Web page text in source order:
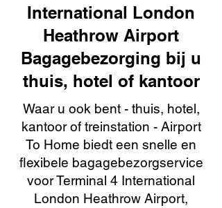
International London
Heathrow Airport
Bagagebezorging bij u
thuis, hotel of kantoor
Waar u ook bent - thuis, hotel,
kantoor of treinstation - Airport
To Home biedt een snelle en
flexibele bagagebezorgservice
voor Terminal 4 International
London Heathrow Airport,